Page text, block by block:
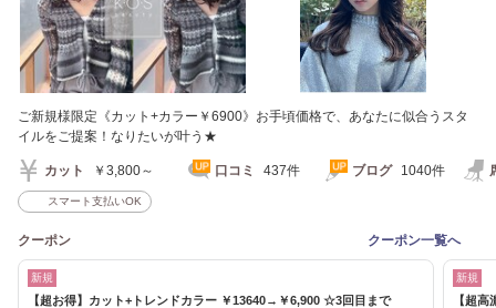
ご新規様限定《カット+カラー￥6900》お手頃価格で、あなたに似合うスタ
イルをご提案！なりたいが叶う★
カット ￥3,800～ 口コミ 437件 ブログ 1040件
スマート支払いOK
クーポン クーポン一覧へ
新規
【超お得】カット+トレンドカラー ￥13640→￥6,900 ☆3回目まで
新規
【超